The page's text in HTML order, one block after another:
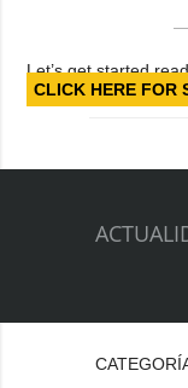
Let’s get started
CLICK HERE FOR